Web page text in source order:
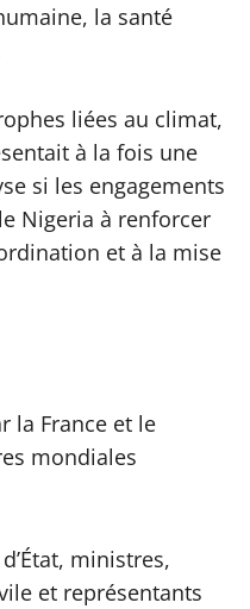
la santé
liées au climat,
à la fois une
si les engagements
Nigeria à renforcer
et à la mise
la France et le
mondiales
ministres,
et représentants